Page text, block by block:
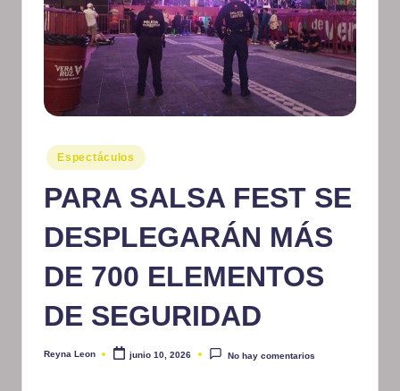
I
n
f
o
m
at
o
Publicado
en
Espectáculos
PARA SALSA FEST SE
DESPLEGARÁN MÁS
DE 700 ELEMENTOS
DE SEGURIDAD
Publicado
Reyna Leon junio 10, 2026 No hay comentarios